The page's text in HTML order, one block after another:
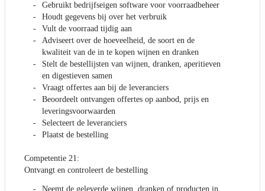
Gebruikt bedrijfseigen software voor voorraadbeheer
Houdt gegevens bij over het verbruik
Vult de voorraad tijdig aan
Adviseert over de hoeveelheid, de soort en de
kwaliteit van de in te kopen wijnen en dranken
Stelt de bestellijsten van wijnen, dranken, aperitieven
en digestieven samen
Vraagt offertes aan bij de leveranciers
Beoordeelt ontvangen offertes op aanbod, prijs en
leveringsvoorwaarden
Selecteert de leveranciers
Plaatst de bestelling
Competentie 21:
Ontvangt en controleert de bestelling
Neemt de geleverde wijnen, dranken of producten in